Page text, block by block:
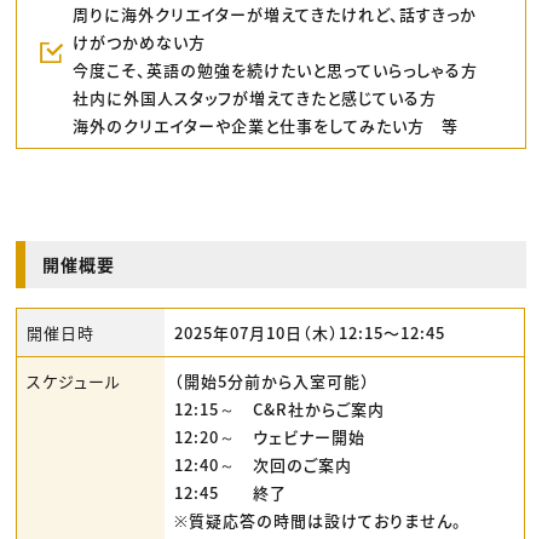
周りに海外クリエイターが増えてきたけれど、話すきっか
けがつかめない方
今度こそ、英語の勉強を続けたいと思っていらっしゃる方
社内に外国人スタッフが増えてきたと感じている方
海外のクリエイターや企業と仕事をしてみたい方 等
開催概要
開催日時 2025年07月10日（木）12:15〜12:45
スケジュール
（開始5分前から入室可能）
12:15～ C&R社からご案内
12:20～ ウェビナー開始
12:40～ 次回のご案内
12:45 終了
※質疑応答の時間は設けておりません。